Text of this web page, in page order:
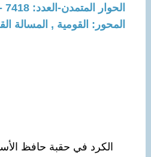
الحوار المتمدن-العدد: 7418 - 2022 / 10 / 31 - 11:50
المحور: القومية , المسالة
الكرد في حقبة حافظ